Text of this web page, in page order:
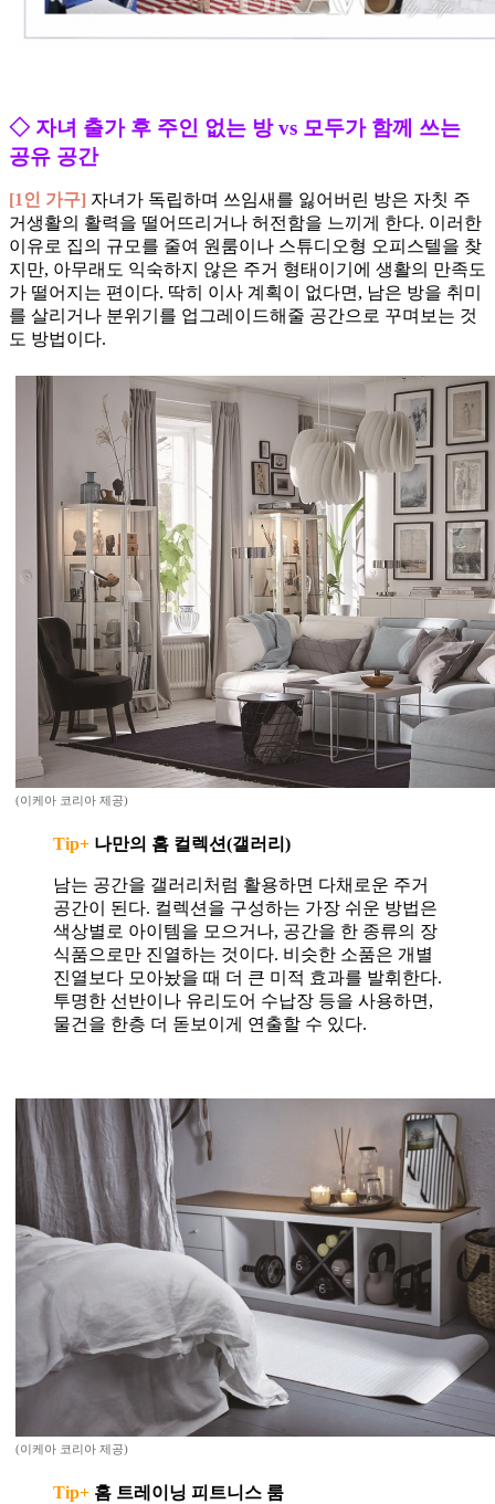
◇ 자녀 출가 후 주인 없는 방 vs 모두가 함께 쓰는
공유 공간
[1인 가구] 자녀가 독립하며 쓰임새를 잃어버린 방은 자칫 주
거생활의 활력을 떨어뜨리거나 허전함을 느끼게 한다. 이러한
이유로 집의 규모를 줄여 원룸이나 스튜디오형 오피스텔을 찾
지만, 아무래도 익숙하지 않은 주거 형태이기에 생활의 만족도
가 떨어지는 편이다. 딱히 이사 계획이 없다면, 남은 방을 취미
를 살리거나 분위기를 업그레이드해줄 공간으로 꾸며보는 것
도 방법이다.
(이케아 코리아 제공)
Tip+ 나만의 홈 컬렉션(갤러리)
남는 공간을 갤러리처럼 활용하면 다채로운 주거
공간이 된다. 컬렉션을 구성하는 가장 쉬운 방법은
색상별로 아이템을 모으거나, 공간을 한 종류의 장
식품으로만 진열하는 것이다. 비슷한 소품은 개별
진열보다 모아놨을 때 더 큰 미적 효과를 발휘한다.
투명한 선반이나 유리도어 수납장 등을 사용하면,
물건을 한층 더 돋보이게 연출할 수 있다.
(이케아 코리아 제공)
Tip+ 홈 트레이닝 피트니스 룸